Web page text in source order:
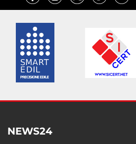
NEWS24